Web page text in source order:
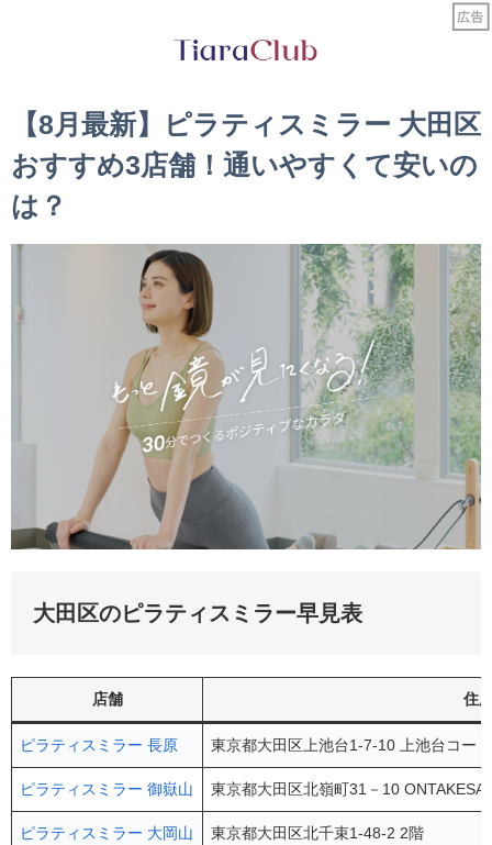
【8月最新】ピラティスミラー 大田区
おすすめ3店舗！通いやすくて安いの
は？
大田区のピラティスミラー早見表
店舗 住
ピラティスミラー 長原 東京都大田区上池台1-7-10 上池台コー
ピラティスミラー 御嶽山 東京都大田区北嶺町31－10
ピラティスミラー 大岡山 東京都大田区北千束1-48-2 2階